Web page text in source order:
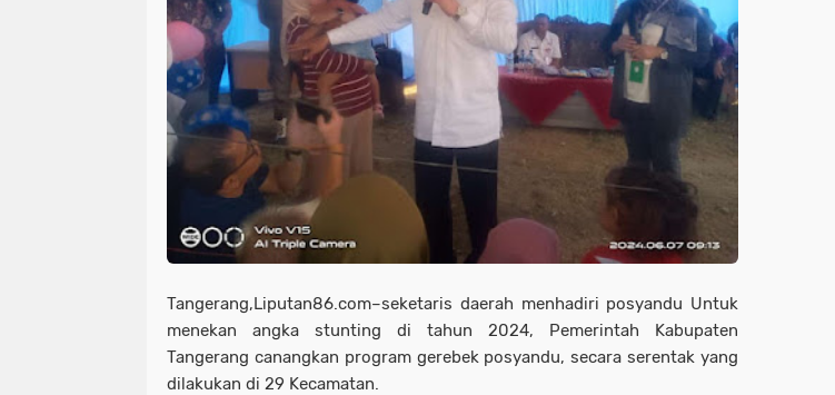
Tangerang,Liputan86.com–seketaris daerah menhadiri posyandu Untuk
menekan angka stunting di tahun 2024, Pemerintah Kabupaten
Tangerang canangkan program gerebek posyandu, secara serentak yang
dilakukan di 29 Kecamatan.